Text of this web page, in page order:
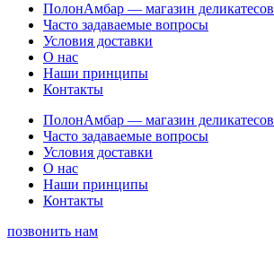
ПолонАмбар — магазин деликатесов
Часто задаваемые вопросы
Условия доставки
О нас
Наши принципы
Контакты
ПолонАмбар — магазин деликатесов
Часто задаваемые вопросы
Условия доставки
О нас
Наши принципы
Контакты
позвонить нам